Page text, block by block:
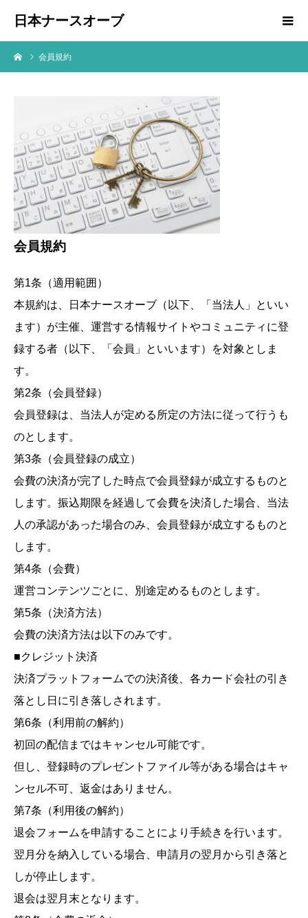
日本ナースオーブ
会員規約
会員規約
第1条（適用範囲）
本規約は、日本ナースオーブ（以下、「当法人」といい
ます）が主催、運営する情報サイトやコミュニティに登
録する者（以下、「会員」といいます）を対象としま
す。
第2条（会員登録）
会員登録は、当法人が定める所定の方法に従って行うも
のとします。
第3条（会員登録の成立）
会費の決済が完了した時点で会員登録が成立するものと
します。振込期限を経過して会費を決済した場合、当法
人の承認があった場合のみ、会員登録が成立するものと
します。
第4条（会費）
運営コンテンツごとに、別途定めるものとします。
第5条（決済方法）
会費の決済方法は以下のみです。
■クレジット決済
決済プラットフォームでの決済後、各カード会社の引き
落とし日に引き落しされます。
第6条（利用前の解約）
初回の配信まではキャンセル可能です。
但し、登録時のプレゼントファイル等がある場合はキャ
ンセル不可、返金はありません。
第7条（利用後の解約）
退会フォームを申請することにより手続きを行います。
翌月分を納入している場合、申請月の翌月から引き落と
しが停止します。
退会は翌月末となります。